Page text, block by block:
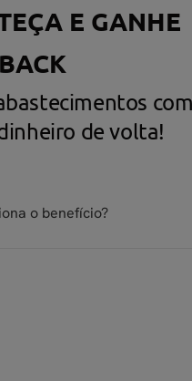
E GANHE
de volta!
o benefício?